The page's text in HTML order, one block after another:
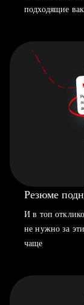
подходящие
Резюме
И в топ
не нужно за
чаще